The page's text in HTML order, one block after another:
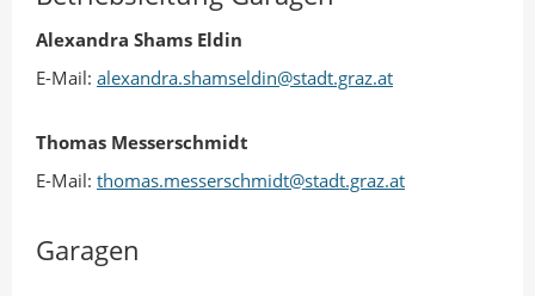
Alexandra Shams Eldin
E-Mail: alexandra.shamseldin@stadt.graz.at
Thomas Messerschmidt
E-Mail: thomas.messerschmidt@stadt.graz.at
Garagen